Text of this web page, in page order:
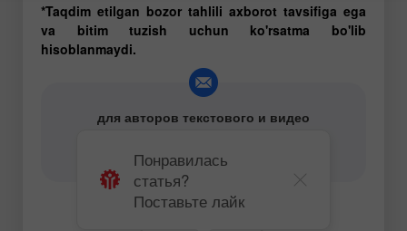
*Taqdim etilgan bozor tahlili axborot tavsifiga ega
va bitim tuzish uchun ko'rsatma bo'lib
hisoblanmaydi.
для авторов текстового и видео
content-authors@instaforex.com
Понравилась
статья?
Поставьте лайк